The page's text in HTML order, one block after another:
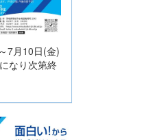
7月10日(金)
なり次第終